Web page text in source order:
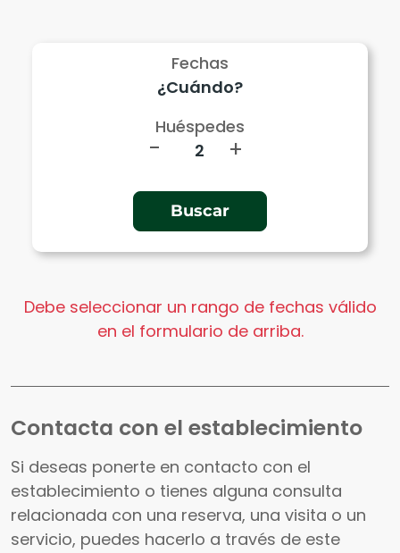
Fechas
Huéspedes
- +
Debe seleccionar un rango de fechas válido
en el formulario de arriba.
Contacta con el establecimiento
Si deseas ponerte en contacto con el
establecimiento o tienes alguna consulta
relacionada con una reserva, una visita o un
servicio, puedes hacerlo a través de este